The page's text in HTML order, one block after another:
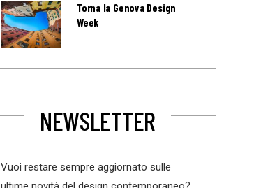
Torna la Genova Design
Week
NEWSLETTER
Vuoi restare sempre aggiornato sulle